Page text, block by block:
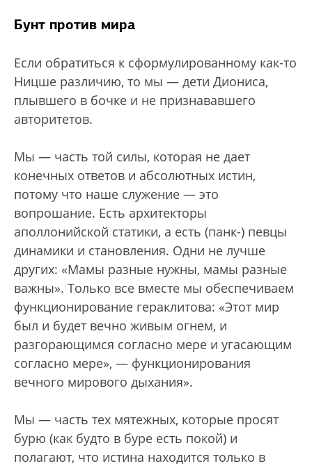
Бунт против мира
Если обратиться к сформулированному как-то
Ницше различию, то мы — дети Диониса,
плывшего в бочке и не признававшего
авторитетов.
Мы — часть той силы, которая не дает
конечных ответов и абсолютных истин,
потому что наше служение — это
вопрошание. Есть архитекторы
аполлонийской статики, а есть (панк-) певцы
динамики и становления. Одни не лучше
других: «Мамы разные нужны, мамы разные
важны». Только все вместе мы обеспечиваем
функционирование гераклитова: «Этот мир
был и будет вечно живым огнем, и
разгорающимся согласно мере и угасающим
согласно мере», — функционирования
вечного мирового дыхания».
Мы — часть тех мятежных, которые просят
бурю (как будто в буре есть покой) и
полагают, что истина находится только в